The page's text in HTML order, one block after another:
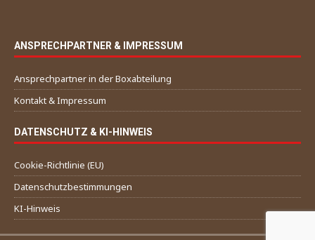
ANSPRECHPARTNER & IMPRESSUM
Ansprechpartner in der Boxabteilung
Kontakt & Impressum
DATENSCHUTZ & KI-HINWEIS
Cookie-Richtlinie (EU)
Datenschutzbestimmungen
KI-Hinweis